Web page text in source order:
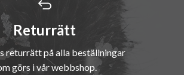
Returrätt
returrätt på alla beställningar
görs i vår webbshop.